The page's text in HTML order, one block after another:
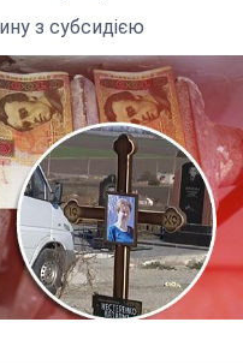
з субсидією